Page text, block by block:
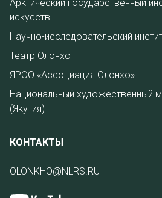
Арктический государственный
искусств
Научно-исследовательский
Театр Олонхо
ЯРОО «Ассоциация Олонхо»
Национальный художественный
(Якутия)
КОНТАКТЫ
OLONKHO@NLRS.RU